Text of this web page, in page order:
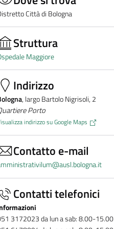
Città di Bologna
Struttura
Maggiore
Indirizzo
, largo Bartolo Nigrisoli, 2
Porto
indirizzo su Google Maps
Contatto e-mail
Contatti telefonici
3172023 da lun a sab: 8.00-15.00